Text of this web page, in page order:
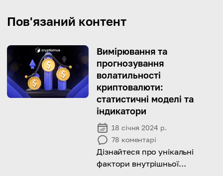
Пов'язаний контент
Вимірювання та
прогнозування
волатильності
криптовалюти:
статистичні моделі та
індикатори
18 січня 2024 р.
78 коментарі
Дізнайтеся про унікальні
фактори внутрішньої